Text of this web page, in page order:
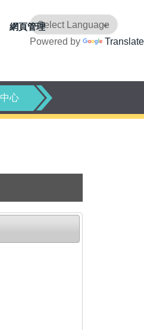
Powered by Translate
網頁管理
心